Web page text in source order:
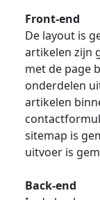
Front-end
De layout is
artikelen zijn
met de page
onderdelen
artikelen
sitemap is
uitvoer is
Back-end